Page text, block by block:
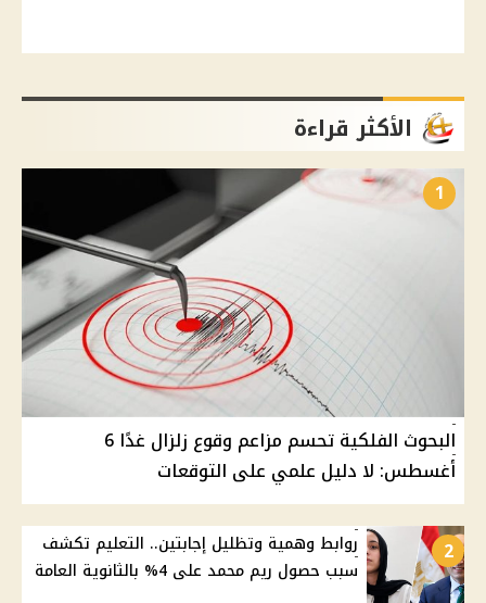
الأكثر قراءة
1
البحوث الفلكية تحسم مزاعم وقوع زلزال غدًا 6
أغسطس: لا دليل علمي على التوقعات
2
روابط وهمية وتظليل إجابتين.. التعليم تكشف
سبب حصول ريم محمد على 4% بالثانوية العامة